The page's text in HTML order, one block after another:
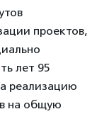
проектов,
лет 95
реализацию
на общую